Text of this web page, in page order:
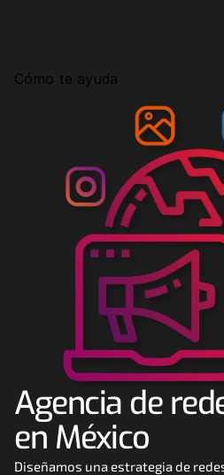
Google Ads
Facebook Ads
Desarrollo Web
Automatización
Email marketing
Careers
Docs
Cómo te ayuda
Agencia de
en México
Diseñamos una estrategia de